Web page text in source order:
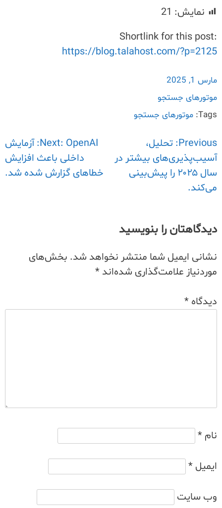
نمایش: 21
Shortlink for this post:
https://blog.talahost.com/?p=2125
مارس 1, 2025
موتورهای جستجو
Tags: موتورهای جستجو
راهبری
نوشته
Previous: تحلیل،
آسیب‌پذیری‌های بیشتر در
سال ۲۰۲۵ را پیش‌بینی
می‌کند.
Next:OpenAI: آزمایش
داخلی باعث افزایش
خطاهای گزارش شده شد.
دیدگاهتان را بنویسید
نشانی ایمیل شما منتشر نخواهد شد. بخش‌های
موردنیاز علامت‌گذاری شده‌اند *
دیدگاه *
نام *
ایمیل *
وب‌ سایت